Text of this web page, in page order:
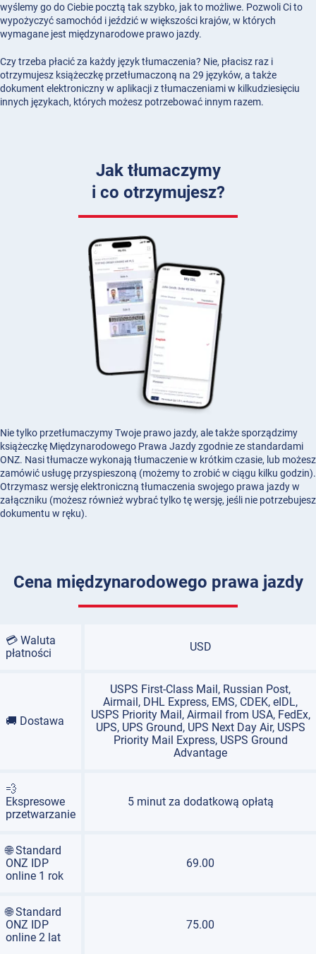
wyślemy go do Ciebie pocztą tak szybko, jak to możliwe. Pozwoli Ci to
wypożyczyć samochód i jeździć w większości krajów, w których
wymagane jest międzynarodowe prawo jazdy.
Czy trzeba płacić za każdy język tłumaczenia? Nie, płacisz raz i
otrzymujesz książeczkę przetłumaczoną na 29 języków, a także
dokument elektroniczny w aplikacji z tłumaczeniami w kilkudziesięciu
innych językach, których możesz potrzebować innym razem.
Jak tłumaczymy
i co otrzymujesz?
Nie tylko przetłumaczymy Twoje prawo jazdy, ale także sporządzimy
książeczkę Międzynarodowego Prawa Jazdy zgodnie ze standardami
ONZ. Nasi tłumacze wykonają tłumaczenie w krótkim czasie, lub możesz
zamówić usługę przyspieszoną (możemy to zrobić w ciągu kilku godzin).
Otrzymasz wersję elektroniczną tłumaczenia swojego prawa jazdy w
załączniku (możesz również wybrać tylko tę wersję, jeśli nie potrzebujesz
dokumentu w ręku).
Cena międzynarodowego prawa jazdy
💳 Waluta
płatności
USD
🚚 Dostawa
USPS First-Class Mail, Russian Post,
Airmail, DHL Express, EMS, CDEK, eIDL,
USPS Priority Mail, Airmail from USA, FedEx,
UPS, UPS Ground, UPS Next Day Air, USPS
Priority Mail Express, USPS Ground
Advantage
💨
Ekspresowe
przetwarzanie
5 minut za dodatkową opłatą
🌐 Standard
ONZ IDP
online 1 rok
69.00
🌐 Standard
ONZ IDP
online 2 lat
75.00